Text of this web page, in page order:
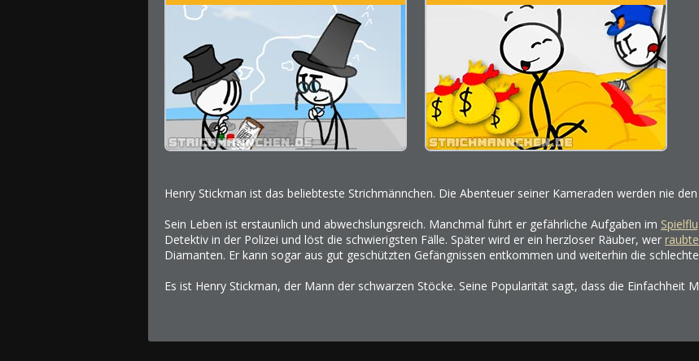
Henry Stickman ist das beliebteste Strichmännchen. Die Abenteuer seiner Kameraden werden nie
Sein Leben ist erstaunlich und abwechslungsreich. Manchmal führt er gefährliche Aufgaben im
Detektiv in der Polizei und löst die schwierigsten Fälle. Später wird er ein herzloser Räuber, wer
Diamanten. Er kann sogar aus gut geschützten Gefängnissen entkommen und weiterhin die
Es ist Henry Stickman, der Mann der schwarzen Stöcke. Seine Popularität sagt, dass die Einfachheit